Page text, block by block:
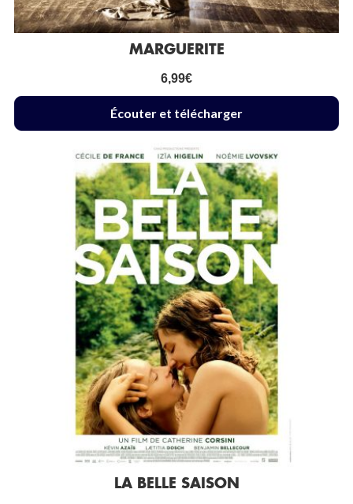
MARGUERITE
6,99€
Écouter et télécharger
LA BELLE SAISON